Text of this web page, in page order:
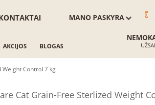
0
MANO PASKYRA
AKCIJOS BLOGAS
Weight Control 7 kg
Cat Grain-Free Sterlized Weight